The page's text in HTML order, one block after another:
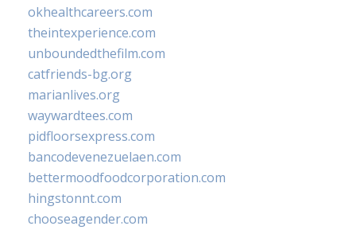
okhealthcareers.com
theintexperience.com
unboundedthefilm.com
catfriends-bg.org
marianlives.org
waywardtees.com
pidfloorsexpress.com
bancodevenezuelaen.com
bettermoodfoodcorporation.com
hingstonnt.com
chooseagender.com